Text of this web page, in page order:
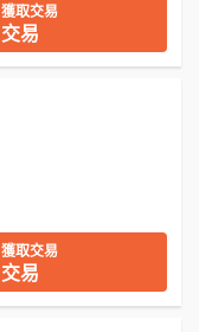
獲取交易
交易
獲取交易
交易